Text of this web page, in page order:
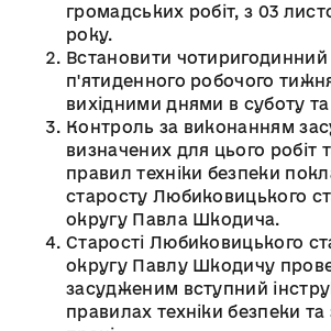
громадських робіт, з 03
року.
Встановити
п'ятиденного робочого
вихідними днями в суботу
Контроль за виконанням
визначених для цього робіт
правил техніки безпеки
старосту Любиковицького
округу Павла Шкодича.
Старості Любиковицького
округу Павлу Шкодичу
засудженим вступний
правилах техніки безпеки